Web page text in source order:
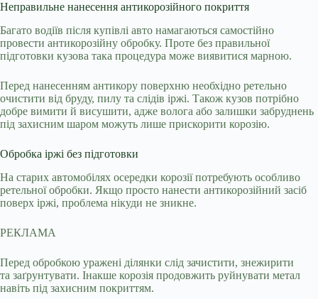
Неправильне нанесення антикорозійного покриття
Багато водіїв після купівлі авто намагаються самостійно
провести антикорозійну обробку. Проте без правильної
підготовки кузова така процедура може виявитися марною.
Перед нанесенням антикору поверхню необхідно ретельно
очистити від бруду, пилу та слідів іржі. Також кузов потрібно
добре вимити й висушити, адже волога або залишки забруднень
під захисним шаром можуть лише прискорити корозію.
Обробка іржі без підготовки
На старих автомобілях осередки корозії потребують особливо
ретельної обробки. Якщо просто нанести антикорозійний засіб
поверх іржі, проблема нікуди не зникне.
РЕКЛАМА
Перед обробкою уражені ділянки слід зачистити, знежирити
та заґрунтувати. Інакше корозія продовжить руйнувати метал
навіть під захисним покриттям.